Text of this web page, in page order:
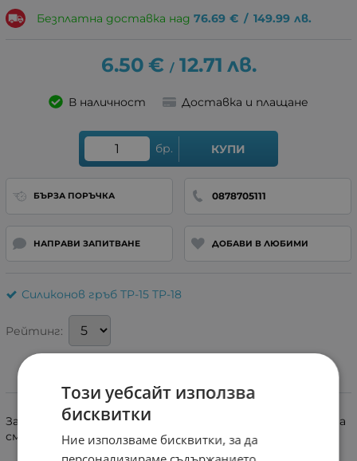
Безплатна доставка над 76.69 € / 149.99 лв.
6.50 € / 12.71 лв.
В наличност Доставка и плащане
бр. КУПИ
БЪРЗА ПОРЪЧКА 0878705111
НАПРАВИ ЗАПИТВАНЕ ДОБАВИ В ЛЮБИМИ
Силиконов гръб TP-15 TP-18
Рейтинг:
Информация
Защитен гръб X-LEVEL, запазващ елегантния дизайн на
смартфона.
Този уебсайт използва
бисквитки
Ние използваме бисквитки, за да